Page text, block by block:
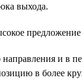
выхода.
и в
в более